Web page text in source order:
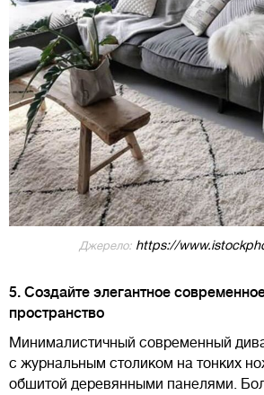
Джерело:https://
5. Создайте элегантное
пространство
Минималистичный современный
с журнальным столиком на тонких
обшитой деревянными панелями.